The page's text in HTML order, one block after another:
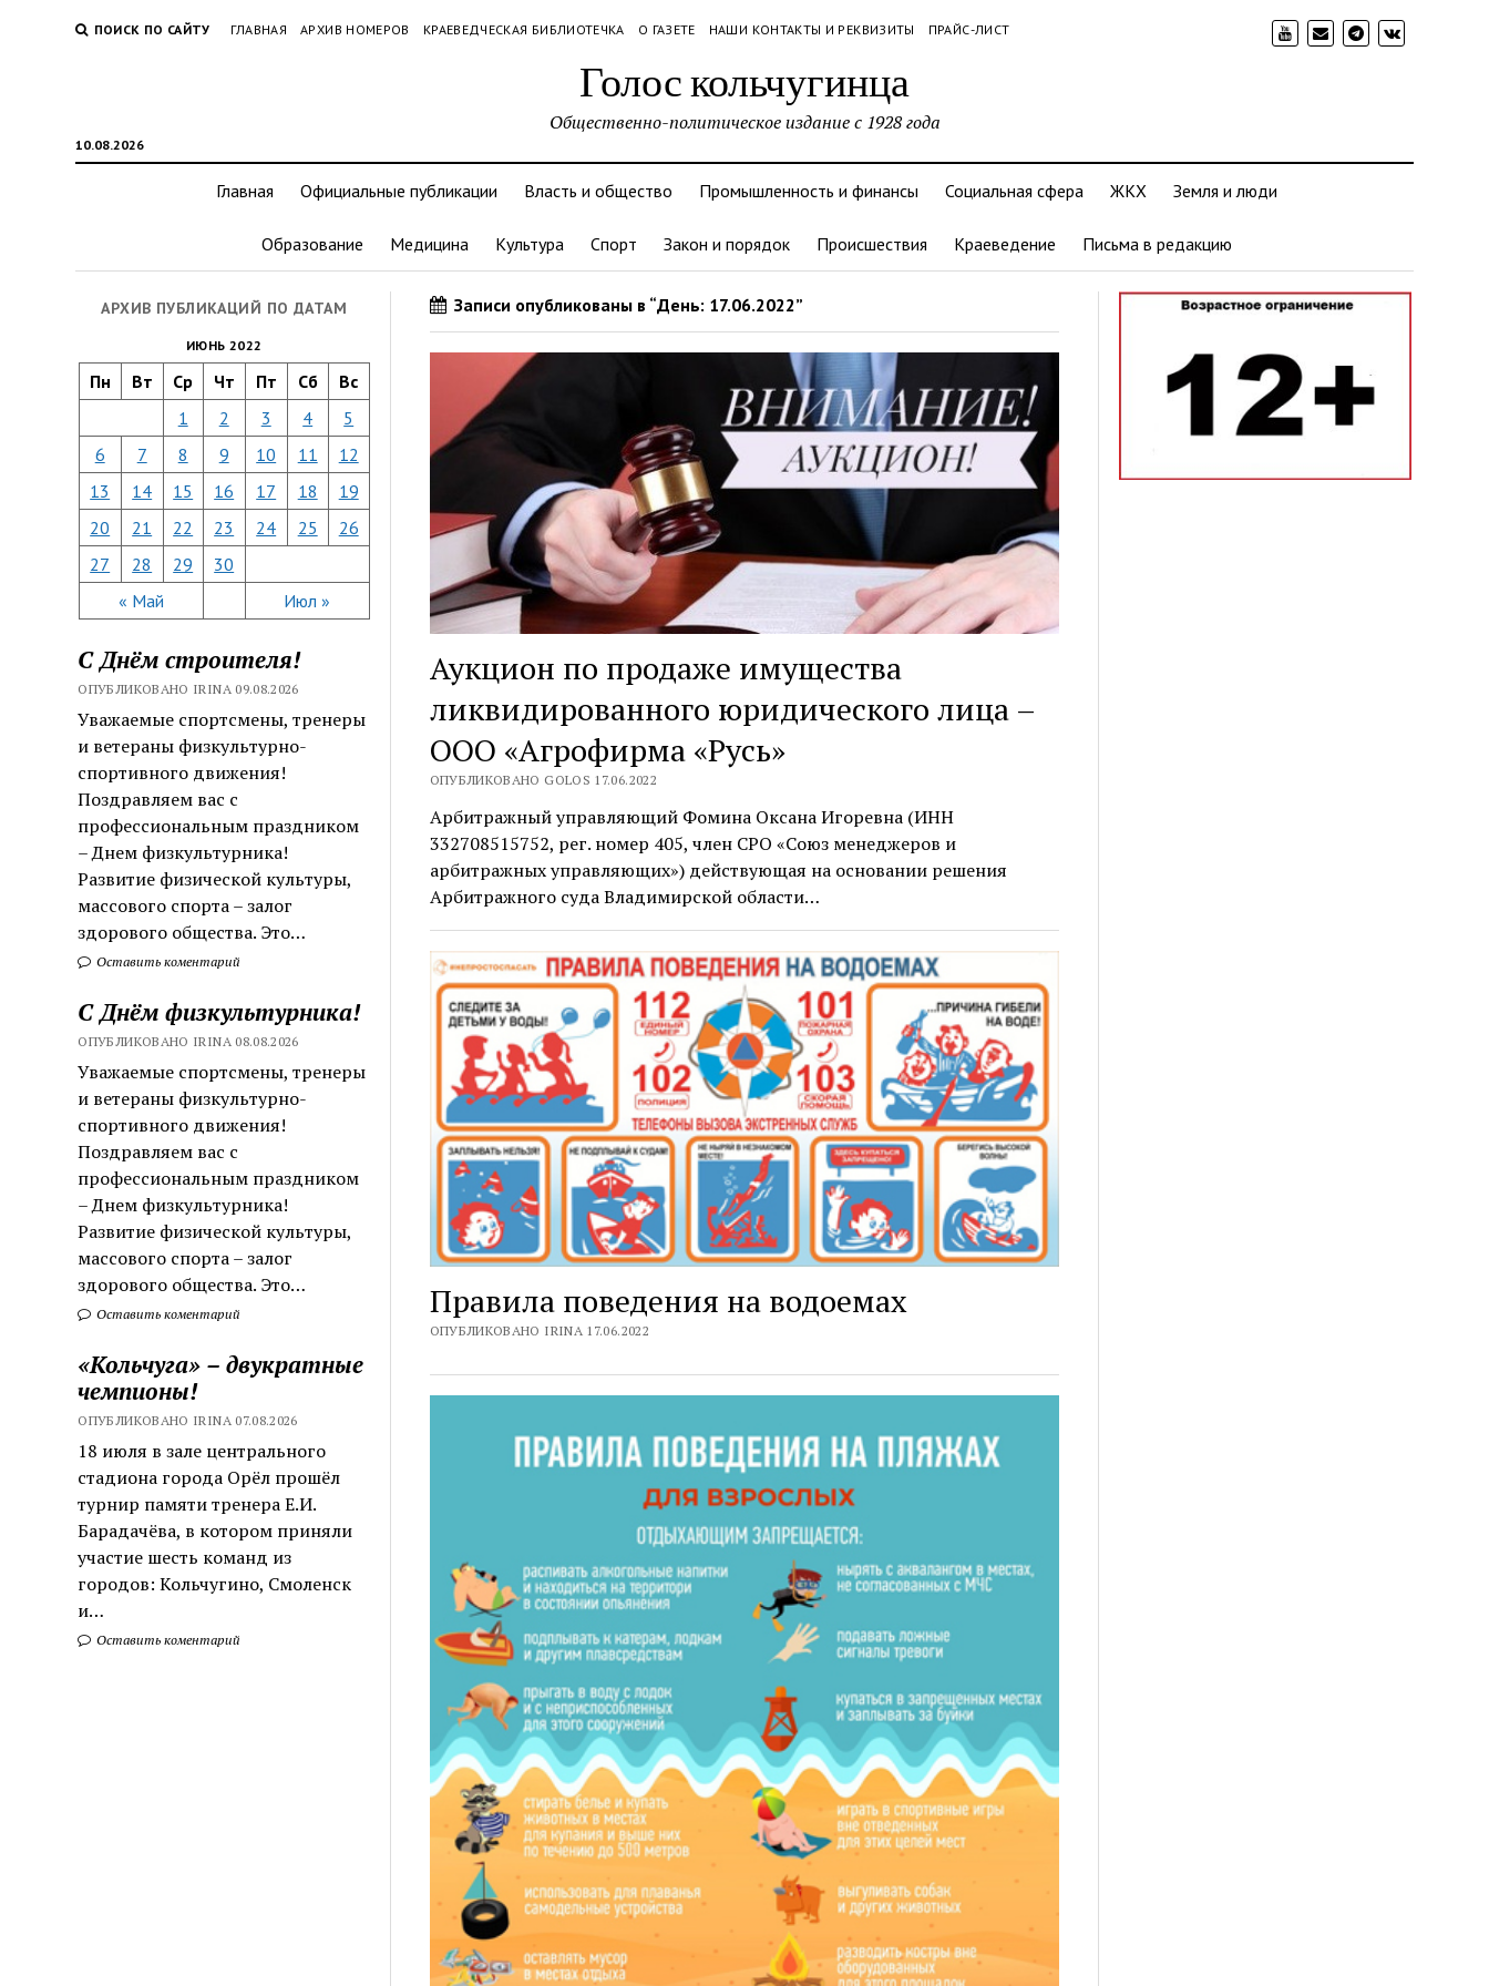
ПОИСК ПО САЙТУ ГЛАВНАЯ АРХИВ НОМЕРОВ КРАЕВЕДЧЕСКАЯ БИБЛИОТЕЧКА О ГАЗЕТЕ НАШИ КОНТАКТЫ И РЕКВИЗИТЫ ПРАЙС-ЛИСТ
Голос кольчугинца
10.08.2026
Общественно-политическое издание с 1928 года
Главная Официальные публикации Власть и общество Промышленность и финансы Социальная сфера ЖКХ Земля и люди
Образование Медицина Культура Спорт Закон и порядок Происшествия Краеведение Письма в редакцию
АРХИВ ПУБЛИКАЦИЙ ПО ДАТАМ
ИЮНЬ 2022
Пн Вт Ср Чт Пт Сб Вс
« Май Июл »
1 2 3 4
5
6
7 8 9 10 11
12
13
14 15 16 17 18
19
20
21 22 23 24 25
26
27
28 29 30
С Днём строителя!
ОПУБЛИКОВАНО IRINA 09.08.2026
Уважаемые спортсмены, тренеры
и ветераны физкультурно-
спортивного движения!
Поздравляем вас с
профессиональным праздником
– Днем физкультурника!
Развитие физической культуры,
массового спорта – залог
здорового общества. Это…
Оставить коментарий
С Днём физкультурника!
ОПУБЛИКОВАНО IRINA 08.08.2026
Уважаемые спортсмены, тренеры
и ветераны физкультурно-
спортивного движения!
Поздравляем вас с
профессиональным праздником
– Днем физкультурника!
Развитие физической культуры,
массового спорта – залог
здорового общества. Это…
Оставить коментарий
«Кольчуга» – двукратные
чемпионы!
ОПУБЛИКОВАНО IRINA 07.08.2026
18 июля в зале центрального
стадиона города Орёл прошёл
турнир памяти тренера Е.И.
Барадачёва, в котором приняли
участие шесть команд из
городов: Кольчугино, Смоленск
и…
Оставить коментарий
Записи опубликованы в “День: 17.06.2022”
Аукцион по продаже имущества
ликвидированного юридического лица –
ООО «Агрофирма «Русь»
ОПУБЛИКОВАНО GOLOS 17.06.2022
Арбитражный управляющий Фомина Оксана Игоревна (ИНН
332708515752, рег. номер 405, член СРО «Союз менеджеров и
арбитражных управляющих») действующая на основании решения
Арбитражного суда Владимирской области…
Правила поведения на водоемах
ОПУБЛИКОВАНО IRINA 17.06.2022